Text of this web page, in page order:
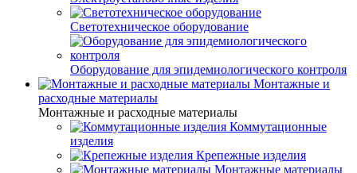
Светотехническое оборудование
Оборудование для эпидемиологического контроля
Монтажные и
расходные материалы
Монтажные и расходные материалы
Коммутационные
изделия
Крепежные изделия
Монтажные материалы